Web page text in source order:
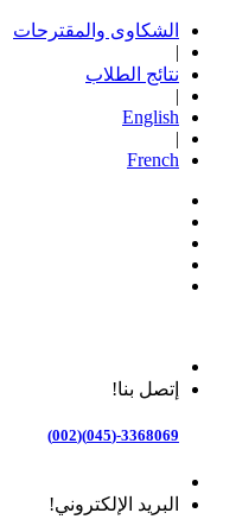
الشكاوى والمقترحات
|
نتائج الطلاب
|
English
|
French
إتصل بنا!
3368069-(045)(002)
البريد الإلكتروني!